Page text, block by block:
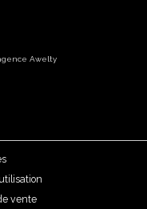
Awelty
vente